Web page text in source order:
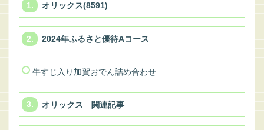
オリックス(8591)
2024年ふるさと優待Aコース
牛すじ入り加賀おでん詰め合わせ
オリックス 関連記事